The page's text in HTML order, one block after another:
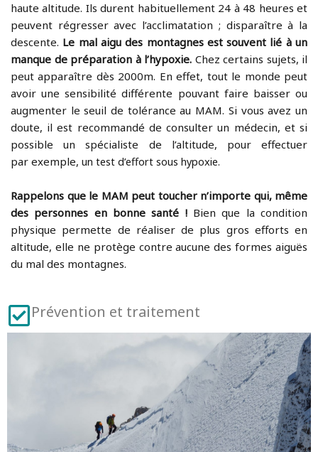
haute altitude. Ils durent habituellement 24 à 48 heures et
peuvent régresser avec l’acclimatation ; disparaître à la
descente. Le mal aigu des montagnes est souvent lié à un
manque de préparation à l’hypoxie. Chez certains sujets, il
peut apparaître dès 2000m. En effet, tout le monde peut
avoir une sensibilité différente pouvant faire baisser ou
augmenter le seuil de tolérance au MAM. Si vous avez un
doute, il est recommandé de consulter un médecin, et si
possible un spécialiste de l’altitude, pour effectuer
par exemple, un test d’effort sous hypoxie.
Rappelons que le MAM peut toucher n’importe qui, même
des personnes en bonne santé !Bien que la condition
physique permette de réaliser de plus gros efforts en
altitude, elle ne protège contre aucune des formes aiguës
du mal des montagnes.
Prévention et traitement